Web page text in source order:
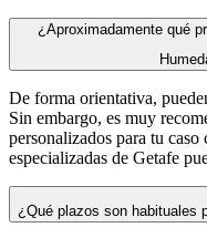
¿Aproximadamente qué
De forma orientativa,
Sin embargo, es muy
personalizados para tu caso
especializadas de Getafe
¿Qué plazos son habituales